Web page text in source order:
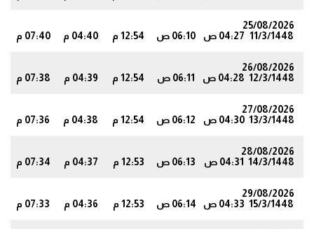
25/08/2026
11/3/1448 04:27 ص 06:10 ص 12:54 م 04:40 م 07:40 م
26/08/2026
12/3/1448 04:28 ص 06:11 ص 12:54 م 04:39 م 07:38 م
27/08/2026
13/3/1448 04:30 ص 06:12 ص 12:54 م 04:38 م 07:36 م
28/08/2026
14/3/1448 04:31 ص 06:13 ص 12:53 م 04:37 م 07:34 م
29/08/2026
15/3/1448 04:33 ص 06:14 ص 12:53 م 04:36 م 07:33 م